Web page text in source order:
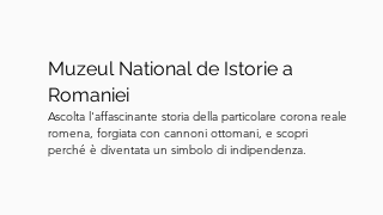
Muzeul National de Istorie a
Romaniei
Ascolta l'affascinante storia della particolare corona reale
romena, forgiata con cannoni ottomani, e scopri
perché è diventata un simbolo di indipendenza.